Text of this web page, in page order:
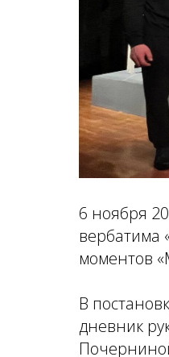
6 ноября
вербатима
моментов
В
дневник